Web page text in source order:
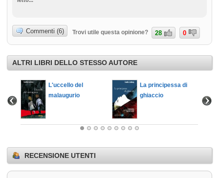
Commenti (6) Trovi utile questa opinione? 28 0
ALTRI LIBRI DELLO STESSO AUTORE
L'uccello del
malaugurio
La principessa di
ghiaccio
RECENSIONE UTENTI